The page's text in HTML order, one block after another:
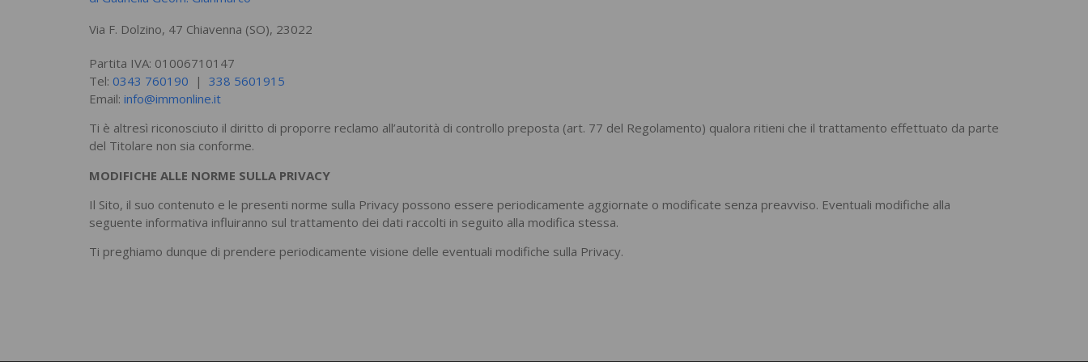
Via F. Dolzino, 47 Chiavenna (SO), 23022
Partita IVA: 01006710147
Tel: 0343 760190 | 338 5601915
Email: info@immonline.it
Ti è altresì riconosciuto il diritto di proporre reclamo all’autorità di controllo preposta (art. 77 del Regolamento) qualora ritieni che il trattamento effettuato da parte
del Titolare non sia conforme.
MODIFICHE ALLE NORME SULLA PRIVACY
Il Sito, il suo contenuto e le presenti norme sulla Privacy possono essere periodicamente aggiornate o modificate senza preavviso. Eventuali modifiche alla
seguente informativa influiranno sul trattamento dei dati raccolti in seguito alla modifica stessa.
Ti preghiamo dunque di prendere periodicamente visione delle eventuali modifiche sulla Privacy.